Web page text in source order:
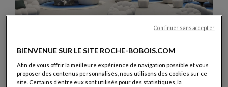
BIENVENUE SUR LE SITE ROCHE-BOBOIS.COM
Afin de vous offrir la meilleure expérience de navigation possible et vous
proposer des contenus personnalisés, nous utilisons des cookies sur ce
site. Certains d’entre eux sont utilisés pour des statistiques, la
Continuer sans accepter